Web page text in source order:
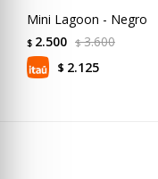
Mini Lagoon - Negro
$ 2.500 $ 3.600
$ 2.125